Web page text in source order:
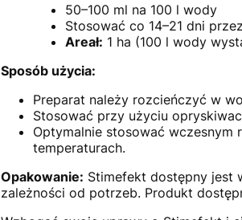
50–100 ml na 100 l wody
Stosować co 14–21 dni
Areał: 1 ha (100 l wody
Sposób użycia:
Preparat należy rozcieńczyć w
Stosować przy użyciu
Optymalnie stosować wczesnym
temperaturach.
Opakowanie: Stimefekt dostępny jest
zależności od potrzeb. Produkt